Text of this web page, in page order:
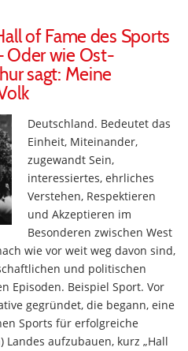
of Fame des Sports
Oder wie Ost-
sagt: Meine
Deutschland. Bedeutet das
Einheit, Miteinander,
zugewandt Sein,
interessiertes, ehrliches
Verstehen, Respektieren
und Akzeptieren im
Besonderen zwischen West
wie vor weit weg davon sind,
und politischen
Episoden. Beispiel Sport. Vor
gegründet, die begann, eine
Sports für erfolgreiche
Landes aufzubauen, kurz „Hall